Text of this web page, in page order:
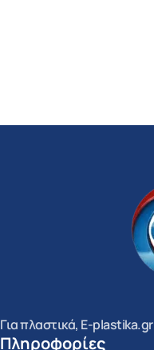
Για πλαστικά, E-plastika.gr
Πληροφορίες